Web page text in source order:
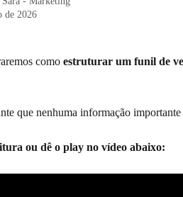
de 2026
como estruturar um funil de
que nenhuma informação
ou dê o play no vídeo abaixo: